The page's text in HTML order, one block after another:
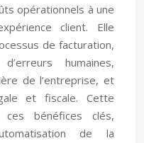
opérationnels à une
client. Elle
de facturation,
humaines,
de l’entreprise, et
et fiscale. Cette
bénéfices clés,
de la